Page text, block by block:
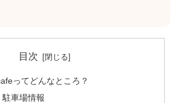
目次
ってどんなところ？
駐車場情報